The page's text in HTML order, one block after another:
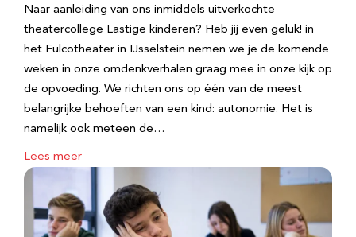
Naar aanleiding van ons inmiddels uitverkochte
theatercollege Lastige kinderen? Heb jij even geluk! in
het Fulcotheater in IJsselstein nemen we je de komende
weken in onze omdenkverhalen graag mee in onze kijk op
de opvoeding. We richten ons op één van de meest
belangrijke behoeften van een kind: autonomie. Het is
namelijk ook meteen de…
Lees meer